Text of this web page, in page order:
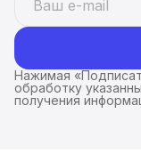
Нажимая
обработку
получения